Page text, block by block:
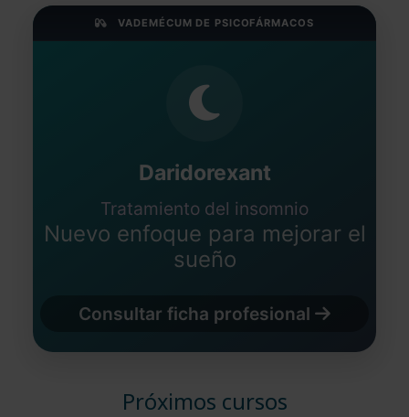
VADEMÉCUM DE PSICOFÁRMACOS
Daridorexant
Tratamiento del insomnio
Nuevo enfoque para mejorar el
sueño
Consultar ficha profesional
Próximos cursos